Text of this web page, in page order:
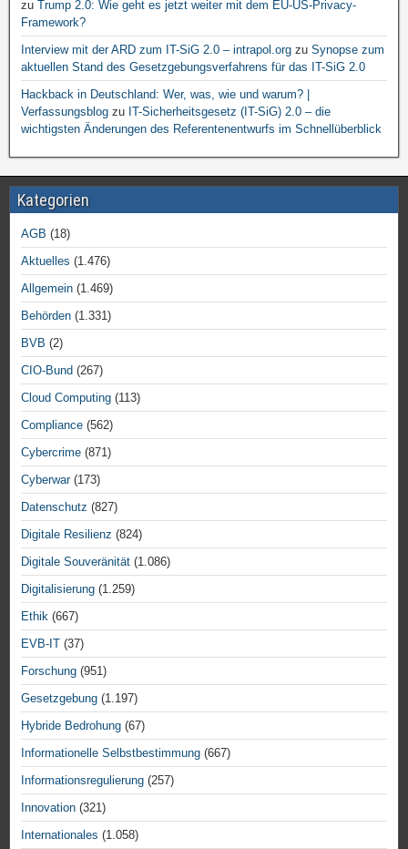
zu Trump 2.0: Wie geht es jetzt weiter mit dem EU-US-Privacy-
Framework?
Interview mit der ARD zum IT-SiG 2.0 – intrapol.org zu Synopse zum
aktuellen Stand des Gesetzgebungsverfahrens für das IT-SiG 2.0
Hackback in Deutschland: Wer, was, wie und warum? |
Verfassungsblog zu IT-Sicherheitsgesetz (IT-SiG) 2.0 – die
wichtigsten Änderungen des Referentenentwurfs im Schnellüberblick
Kategorien
AGB (18)
Aktuelles (1.476)
Allgemein (1.469)
Behörden (1.331)
BVB (2)
CIO-Bund (267)
Cloud Computing (113)
Compliance (562)
Cybercrime (871)
Cyberwar(173)
Datenschutz (827)
Digitale Resilienz (824)
Digitale Souveränität (1.086)
Digitalisierung (1.259)
Ethik (667)
EVB-IT (37)
Forschung (951)
Gesetzgebung (1.197)
Hybride Bedrohung (67)
Informationelle Selbstbestimmung (667)
Informationsregulierung (257)
Innovation (321)
Internationales (1.058)